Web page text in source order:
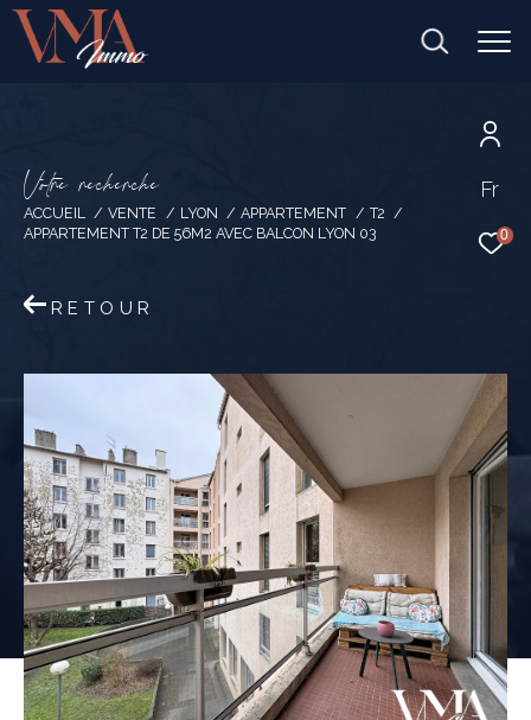
Fr
0
Votre recherche
ACCUEIL VENTE LYON APPARTEMENT
T2
APPARTEMENT T2 DE 56M2 AVEC BALCON LYON 03
RETOUR